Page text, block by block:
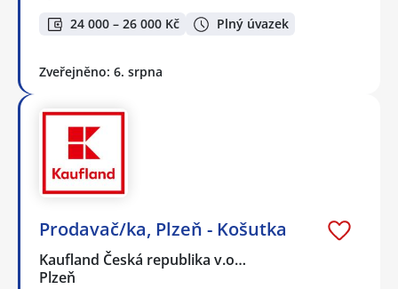
24 000 – 26 000 Kč Plný úvazek
Zveřejněno: 6. srpna
Prodavač/ka, Plzeň - Košutka
Kaufland Česká republika v.o…
Plzeň